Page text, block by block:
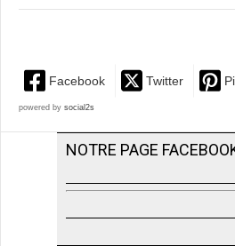
Facebook Twitter
powered by social2s
NOTRE PAGE